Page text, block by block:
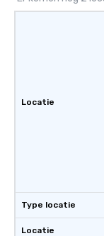
Locatie
Type locatie
Locatie